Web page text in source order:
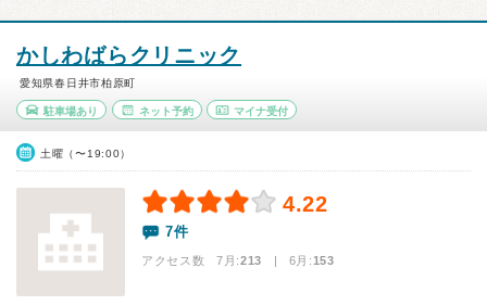
かしわばらクリニック
愛知県春日井市柏原町
駐車場あり ネット予約 マイナ受付
土曜（〜19:00）
4.22
7件
アクセス数 7月:213 | 6月:153